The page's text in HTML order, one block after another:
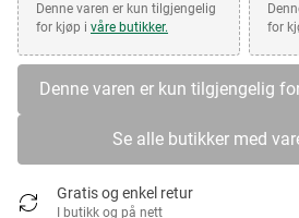
Denne varen er kun tilgjengelig
for kjøp i våre butikker.
for
Denne varen er kun tilgjengelig
Se alle butikker med
Gratis og enkel retur
I butikk og på nett